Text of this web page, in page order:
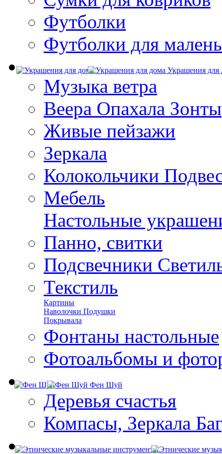
Футболки
Футболки для
Украшения для
Музыка ветра
Веера Опахала Зонты
Живые пейзажи
Зеркала
Колокольчики
Мебель
Настольные
Панно, свитки
Подсвечники
Текстиль
Картины
Наволочки Подушки
Покрывала
Фонтаны настольные
Фотоальбомы и
Фен Шуй
Деревья счастья
Компасы, Зеркала